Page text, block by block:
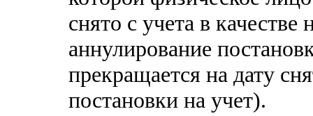
снято с учета в
аннулирование
прекращается на дату
постановки на учет).